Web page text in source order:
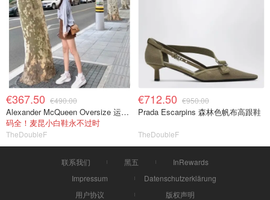
€367.50 €490.00
Alexander McQueen Oversize 运动鞋 白色
码全！麦昆小白鞋永不过时
TheDoubleF
€712.50 €950.00
Prada Escarpins 森林色帆布高跟鞋
TheDoubleF
联系我们 黑五
InRewards
Impressum
Datenschutzerklärung
用户协议
版权声明